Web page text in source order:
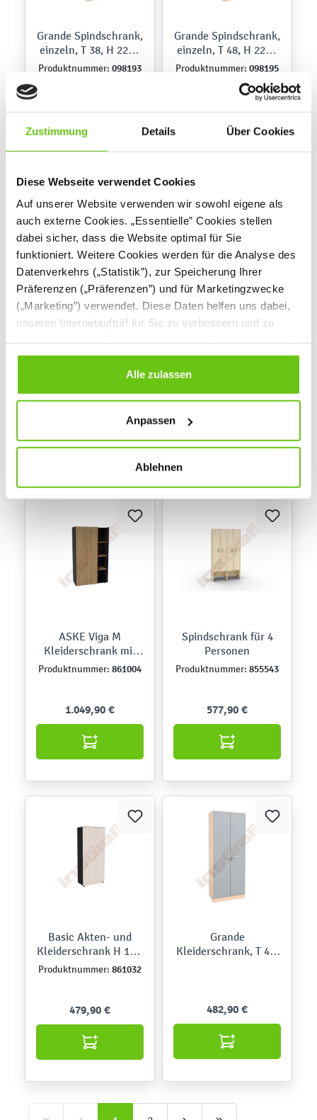
Zustimmung Details Über Cookies
Diese Webseite verwendet Cookies
Auf unserer Website verwenden wir sowohl eigene als
auch externe Cookies. „Essentielle” Cookies stellen
dabei sicher, dass die Website optimal für Sie
funktioniert. Weitere Cookies werden für die Analyse des
Datenverkehrs („Statistik”), zur Speicherung Ihrer
Präferenzen („Präferenzen”) und für Marketingzwecke
(„Marketing”) verwendet. Diese Daten helfen uns dabei,
unseren Internetauftriff für Sie zu verbessern und zu
Cookies Sie erlauben. Verweigern Sie Ihre Zustimmung,
wählen Sie „Alle ablehnen” – in diesem Fall werden nur
Daten verarbeitet, die für den Besuch unserer Website
jederzeit ändern, indem Sie auf die Schaltfläche unten
links klicken. Weitere Informationen zur Datennutzung
Alle zulassen
Anpassen
Ablehnen
Grande Spindschrank,
einzeln, T 38, H 223 -
Ahorn Jylland, Tür
Produktnummer: 098193
356,90 €
Grande Spindschrank,
einzeln, T 48, H 223 -
Ahorn Jylland, Tür
Produktnummer: 098195
377,90 €
098191
ASKE Viga M
Kleiderschrank mit
Regalteil
Produktnummer: 861004
1.049,90 €
Spindschrank für 4
Personen
Produktnummer: 855543
577,90 €
Basic Akten- und
Kleiderschrank H 183,
anthrazit-Front
Produktnummer: 861032
479,90 €
Grande
Kleiderschrank, T 48,
482,90 €